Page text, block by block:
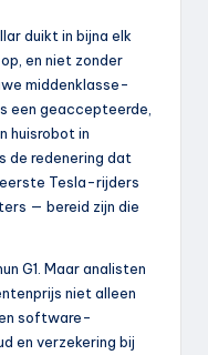
duikt in bijna elk
en niet zonder
middenklasse-
een geaccepteerde,
huisrobot in
de redenering dat
Tesla-rijders
— bereid zijn die
G1. Maar analisten
niet alleen
software-
en verzekering bij